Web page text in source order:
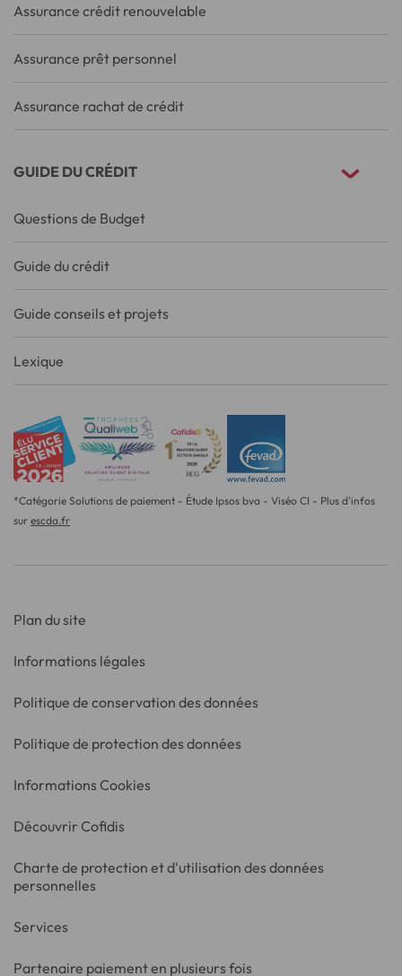
Assurance crédit renouvelable
Assurance prêt personnel
Assurance rachat de crédit
GUIDE DU CRÉDIT
Questions de Budget
Guide du crédit
Guide conseils et projets
Lexique
*Catégorie Solutions de paiement - Étude Ipsos bva - Viséo CI - Plus d'infos
sur escda.fr
Plan du site
Informations légales
Politique de conservation des données
Politique de protection des données
Informations Cookies
Découvrir Cofidis
Charte de protection et d'utilisation des données
personnelles
Services
Partenaire paiement en plusieurs fois